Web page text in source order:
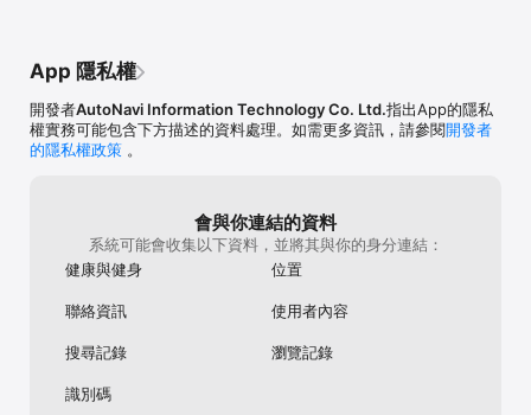
-導航頁面大變新，介面方便使用，路況一目了然
-啟動快，好慳電，v15新版，性能全面升級
App 隱私權
開發者AutoNavi Information Technology Co. Ltd.指出App的隱私
權實務可能包含下方描述的資料處理。如需更多資訊，請參閱開發者
的隱私權政策 。
會與你連結的資料
系統可能會收集以下資料，並將其與你的身分連結：
健康與健身
位置
聯絡資訊 使用者內容
搜尋記錄 瀏覽記錄
識別碼